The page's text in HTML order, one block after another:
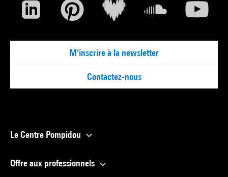
M'inscrire à la newsletter
Contactez-nous
Le Centre Pompidou
Offre aux professionnels